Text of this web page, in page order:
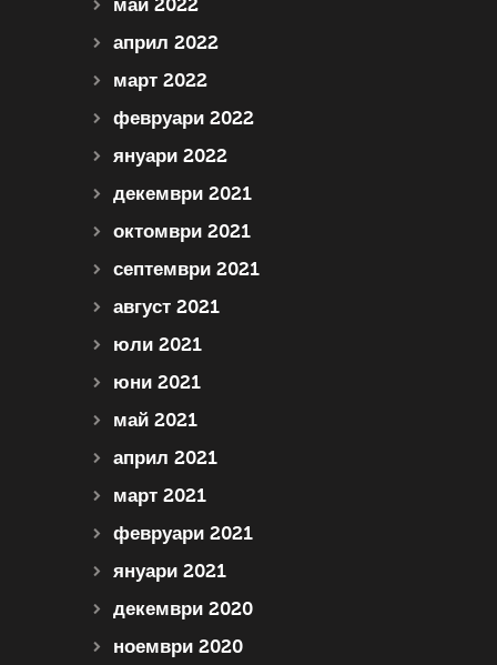
май 2022
април 2022
март 2022
февруари 2022
януари 2022
декември 2021
октомври 2021
септември 2021
август 2021
юли 2021
юни 2021
май 2021
април 2021
март 2021
февруари 2021
януари 2021
декември 2020
ноември 2020